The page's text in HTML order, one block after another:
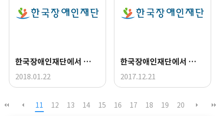
한국장애인재단에서 드리는 1월 뉴스레터
2018.01.22
한국장애인재단에서 드리는 12월 뉴스레터
2017.12.21
11 12 13 14 15 16 17 18 19 20